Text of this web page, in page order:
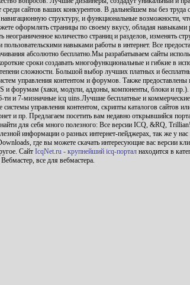
среди сайтов ваших конкурентов. В дальнейшем вы без труда
навигационную структуру, и функциональные возможности,
оформлять страницы по своему вкусу, обладая навыками
неограниченное количество страниц и разделов, изменять
пользовательскими навыками работы в интернет. Все
абсолютно бесплатно.Мы разрабатываем сайты
сроки создавать многофункциональные и гибкие в
сложности. Большой выбор лучших платных и
управления контентом и форумов. Также предоставлены
и форумам (хаки, модули, аддоны, компоненты, блоки и пр.).
ти и 7-мизначные icq uins.Лучшие бесплатные и
системы управления контентом, скрипты каталогов сайтов
и пр. Предлагаем посетить вам недавно открывшийся
для себя много полезного: Все версии ICQ, &RQ,
информации о разных интернет-пейджерах, так же у
где вы можете скачать интересующие вас версии
Сайт IcqNet.ru - крупнейший icq-портал находится в
все для вебмастера.